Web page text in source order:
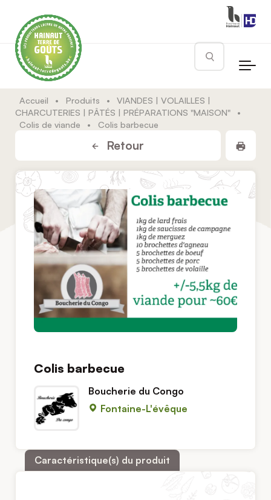
Rechercher
Accueil • Produits •
VIANDES | VOLAILLES |
CHARCUTERIES | PÂTÉS | PRÉPARATIONS "MAISON"
•
Colis de viande
• Colis barbecue
Retour
Colis barbecue
Boucherie du Congo
Fontaine-L'évêque
Caractéristique(s) du produit